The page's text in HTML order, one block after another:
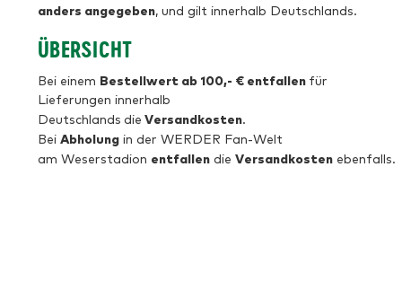
anders angegeben, und gilt innerhalb Deutschlands.
ÜBERSICHT
Bei einem Bestellwert ab 100,- € entfallen für
Lieferungen innerhalb
Deutschlands die Versandkosten.
Bei Abholung in der WERDER Fan-Welt
am Weserstadion entfallen die Versandkosten ebenfalls.